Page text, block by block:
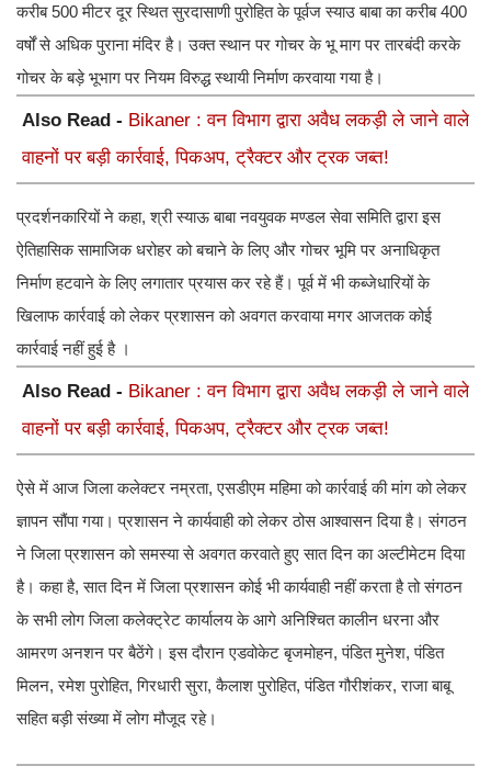
करीब 500 मीटर दूर स्थित सुरदासाणी पुरोहित के पूर्वज स्याउ बाबा का करीब 400
वर्षों से अधिक पुराना मंदिर है। उक्त स्थान पर गोचर के भू माग पर तारबंदी करके
गोचर के बड़े भूभाग पर नियम विरुद्ध स्थायी निर्माण करवाया गया है।
Also Read - Bikaner : वन विभाग द्वारा अवैध लकड़ी ले जाने वाले
वाहनों पर बड़ी कार्रवाई, पिकअप, ट्रैक्टर और ट्रक जब्त!
प्रदर्शनकारियों ने कहा, श्री स्याऊ बाबा नवयुवक मण्डल सेवा समिति द्वारा इस
ऐतिहासिक सामाजिक धरोहर को बचाने के लिए और गोचर भूमि पर अनाधिकृत
निर्माण हटवाने के लिए लगातार प्रयास कर रहे हैं। पूर्व में भी कब्जेधारियों के
खिलाफ कार्रवाई को लेकर प्रशासन को अवगत करवाया मगर आजतक कोई
कार्रवाई नहीं हुई है ।
Also Read - Bikaner : वन विभाग द्वारा अवैध लकड़ी ले जाने वाले
वाहनों पर बड़ी कार्रवाई, पिकअप, ट्रैक्टर और ट्रक जब्त!
ऐसे में आज जिला कलेक्टर नम्रता, एसडीएम महिमा को कार्रवाई की मांग को लेकर
ज्ञापन सौंपा गया। प्रशासन ने कार्यवाही को लेकर ठोस आश्वासन दिया है। संगठन
ने जिला प्रशासन को समस्या से अवगत करवाते हुए सात दिन का अल्टीमेटम दिया
है। कहा है, सात दिन में जिला प्रशासन कोई भी कार्यवाही नहीं करता है तो संगठन
के सभी लोग जिला कलेक्ट्रेट कार्यालय के आगे अनिश्चित कालीन धरना और
आमरण अनशन पर बैठेंगे। इस दौरान एडवोकेट बृजमोहन, पंडित मुनेश, पंडित
मिलन, रमेश पुरोहित, गिरधारी सुरा, कैलाश पुरोहित, पंडित गौरीशंकर, राजा बाबू
सहित बड़ी संख्या में लोग मौजूद रहे।